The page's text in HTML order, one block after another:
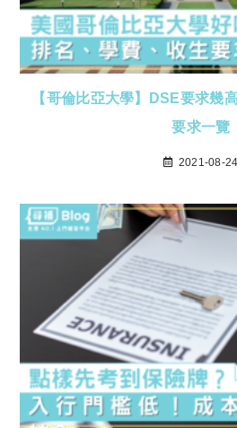
【哥倫比亞大學】DSE要求幾
要求一覽
2021-08-24